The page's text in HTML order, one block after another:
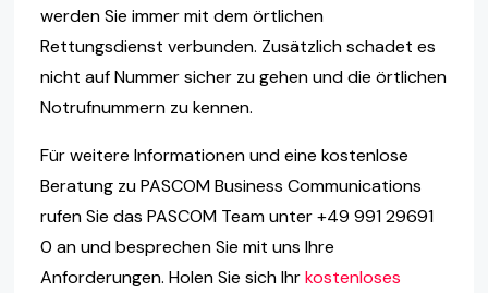
werden Sie immer mit dem örtlichen
Rettungsdienst verbunden. Zusätzlich schadet es
nicht auf Nummer sicher zu gehen und die örtlichen
Notrufnummern zu kennen.
Für weitere Informationen und eine kostenlose
Beratung zu PASCOM Business Communications
rufen Sie das PASCOM Team unter +49 991 29691
0 an und besprechen Sie mit uns Ihre
Anforderungen. Holen Sie sich Ihrkostenloses